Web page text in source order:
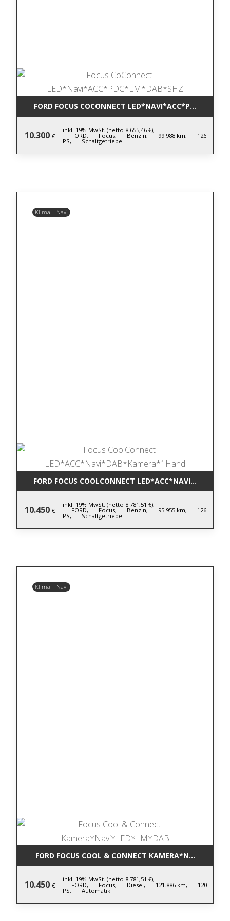
FORD FOCUS COCONNECT
10.300 €
inkl. 19% MwSt. (netto 8.655,46 €),
FORD, Focus, Benzin, 99.988 km, 126
PS, Schaltgetriebe
Klima | Navi
FORD FOCUS COOLCONNECT
10.450 €
inkl. 19% MwSt. (netto 8.781,51 €),
FORD, Focus, Benzin, 95.955 km, 126
PS, Schaltgetriebe
Klima | Navi
FORD FOCUS COOL & CONNECT
10.450 €
inkl. 19% MwSt. (netto 8.781,51 €),
FORD, Focus, Diesel, 121.886 km, 120
PS, Automatik